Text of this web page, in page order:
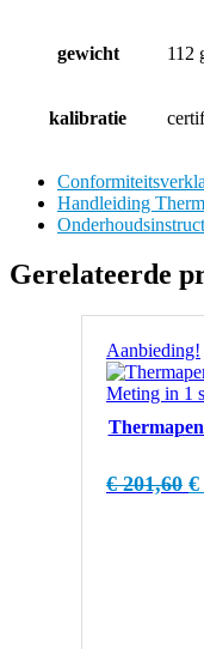
gewicht 112
kalibratie
Handleiding
Gerelateerde
Aanbieding!
€201,60 €